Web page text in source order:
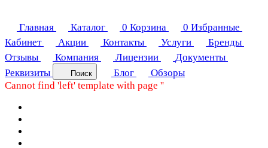
Главная Каталог 0 Корзина 0 Избранные
Кабинет
Акции Контакты Услуги
Бренды
Отзывы
Компания Лицензии
Документы
Реквизиты
Поиск Блог
Обзоры
Cannot find 'left' template with page ''